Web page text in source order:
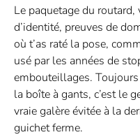
Le paquetage du
d’identité, preuves de
où t’as raté la pose,
usé par les années de
embouteillages.
la boîte à gants, c’est le
vraie galère évitée à la
guichet ferme.